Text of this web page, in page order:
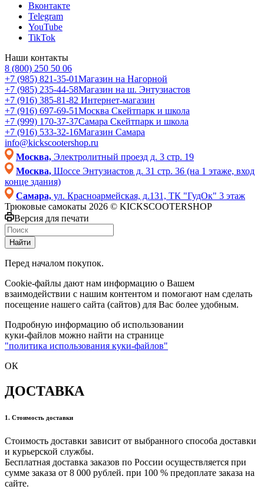
Вконтакте
Telegram
YouTube
TikTok
Наши контакты
8 (800) 250 50 06
+7 (985) 821-35-01Магазин на Нагорной
+7 (985) 235-44-58Магазин на ш. Энтузиастов
+7 (916) 385-81-82 Интернет-магазин
+7 (916) 697-69-51Москва Скейтпарк и школа
+7 (999) 170-37-37Самара Скейтпарк и школа
+7 (916) 533-32-16Магазин Самара
info@kickscootershop.ru
Москва, Электролитный проезд д. 3 стр. 19
Москва, Шоссе Энтузиастов д. 31 стр. 36 (на 1 этаже, вход
конце здания)
Самара, ул. Красноармейская, д.131, ТК "ГудОк" 3 этаж
Трюковые самокаты 2026 © KICKSCOOTERSHOP
Версия для печати
Найти
Перед началом покупок.
Cookie-файлы дают нам информацию о Вашем
взаимодействии с нашим контентом и помогают нам сделать
посещение нашего сайта (сайтов) для Вас более удобным.
Подробную информацию об использовании
куки-файлов можно найти на странице
"политика использования куки-файлов"
ОК
ДОСТАВКА
1. Стоимость доставки
Стоимость доставки зависит от выбранного способа доставки
и курьерской службы.
Бесплатная доставка заказов по России осуществляется при
сумме заказа от 8 000 рублей. при 100 % предоплате заказа на
сайте.